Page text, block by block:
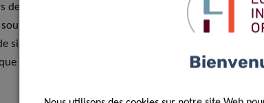
de l’immunothérapie contre le cancer, favorisant
que les macrophages sont très plastiques,
signaux locaux tels que l’hypoxie, l’inflammation ou
pourquoi les thérapies qui ciblent un seul sous-type